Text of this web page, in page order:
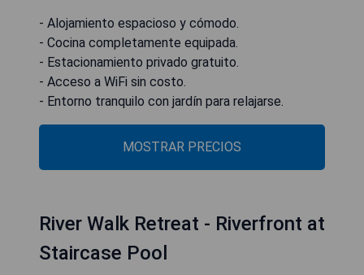
- Alojamiento espacioso y cómodo.
- Cocina completamente equipada.
- Estacionamiento privado gratuito.
- Acceso a WiFi sin costo.
- Entorno tranquilo con jardín para relajarse.
MOSTRAR PRECIOS
River Walk Retreat - Riverfront at
Staircase Pool